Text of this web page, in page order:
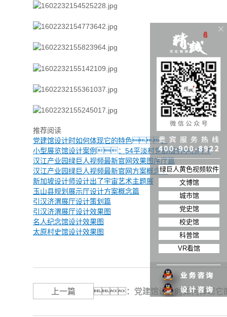
推荐阅读
党建馆设计时如何体现它的特色？
小型展览馆设计案例：54平淡村党群服务中心PPT
汉江产业园绿巨人视频最新官网效果图序厅篇
汉江产业园绿巨人视频最新官网方案概念篇
新加坡设计师设计出了宇宙艺术主题展
玉山县规划展示厅设计方案概念篇
引汉济渭展厅设计策划篇
引汉济渭展厅设计效果图
名人纪念馆设计效果图
太原村史馆设计效果图
上一篇 ： 党建馆设计时如何体现
绿巨人黄色视频软件
文博馆
城市馆
党史馆
校史馆
科普馆
VR看馆